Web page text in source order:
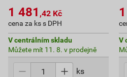
1 481 ,42 Kč
cena za ks s DPH
V centrálním skladu
Můžete mít 11. 8. v prodejně
ks
V